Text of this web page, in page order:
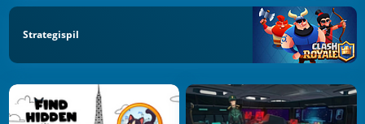
Strategispil